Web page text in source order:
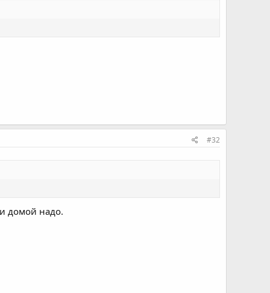
#32
домой надо.